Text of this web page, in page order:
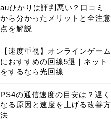
auひかりは評判悪い？口コミ
から分かったメリットと全注意
点を解説
【速度重視】オンラインゲーム
におすすめの回線5選｜ネット
をするなら光回線
PS4の通信速度の目安は？遅く
なる原因と速度を上げる改善方
法